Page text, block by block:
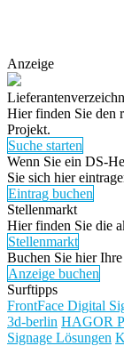
Anzeige
Hier finden Sie den
Projekt.
Suche starten
Wenn Sie ein DS-
Sie sich hier
Eintrag buchen
Stellenmarkt
Hier finden Sie die
Stellenmarkt
Buchen Sie hier
Anzeige buchen
Surftipps
FrontFace Digital
3d-berlin HAGOR
Signage Lösungen